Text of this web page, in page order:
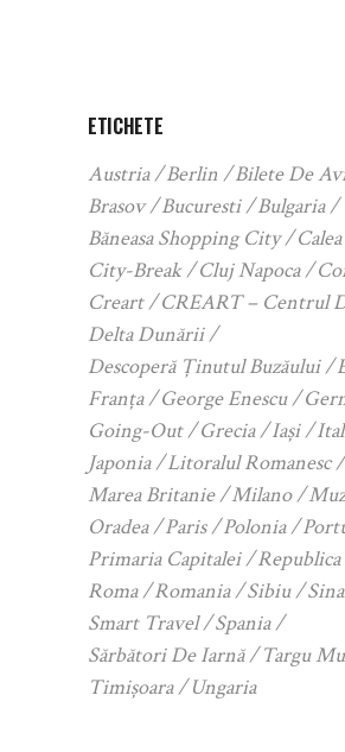
ETICHETE
Austria Berlin
Bilete De
Brasov
Bucuresti
Bulgaria
Băneasa Shopping City
City-Break
Cluj Napoca
Creart
CREART – Centrul
Delta Dunării
Descoperă Ținutul Buzăului
Franța
George Enescu
Going-Out
Grecia Iași
Japonia
Litoralul Romanesc
Marea Britanie
Milano
Oradea
Paris Polonia
Primaria Capitalei
Roma
Romania Sibiu
Smart Travel
Spania
Sărbători De Iarnă
Targu
Timișoara
Ungaria